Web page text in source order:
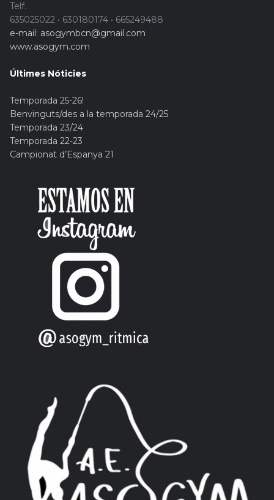
Telf.
635025022 • 630180174 • 665249488
e-mail: asogymbcn@gmail.com
www.asogym.com
Últimes Nóticies
Temporada 25-26!
Benvinguts/des a la temporada 24/25
Temporada 23/24
Temporada 22-23
Campionat d’Espanya 21